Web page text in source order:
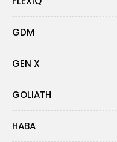
GDM
GEN X
GOLIATH
HABA